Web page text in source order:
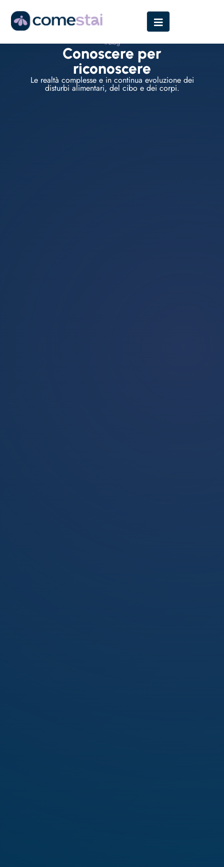
Il blog
Conoscere per
riconoscere
Le realtà complesse e in continua evoluzione dei
disturbi alimentari, del cibo e dei corpi.